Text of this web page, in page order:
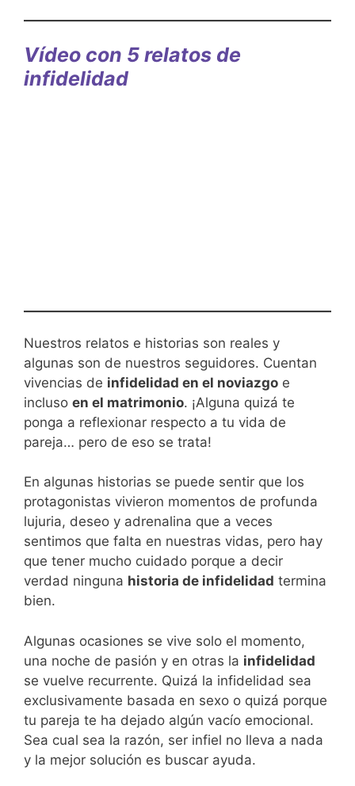
Vídeo con 5 relatos de
infidelidad
Nuestros relatos e historias son reales y
algunas son de nuestros seguidores. Cuentan
vivencias de infidelidad en el noviazgo e
incluso en el matrimonio. ¡Alguna quizá te
ponga a reflexionar respecto a tu vida de
pareja… pero de eso se trata!
En algunas historias se puede sentir que los
protagonistas vivieron momentos de profunda
lujuria, deseo y adrenalina que a veces
sentimos que falta en nuestras vidas, pero hay
que tener mucho cuidado porque a decir
verdad ninguna historia de infidelidad termina
bien.
Algunas ocasiones se vive solo el momento,
una noche de pasión y en otras la infidelidad
se vuelve recurrente. Quizá la infidelidad sea
exclusivamente basada en sexo o quizá porque
tu pareja te ha dejado algún vacío emocional.
Sea cual sea la razón, ser infiel no lleva a nada
y la mejor solución es buscar ayuda.